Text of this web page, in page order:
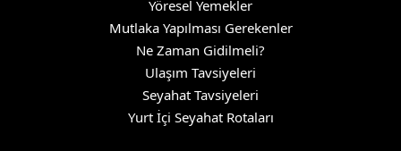
Yöresel Yemekler
Mutlaka Yapılması Gerekenler
Ne Zaman Gidilmeli?
Ulaşım Tavsiyeleri
Seyahat Tavsiyeleri
Yurt İçi Seyahat Rotaları